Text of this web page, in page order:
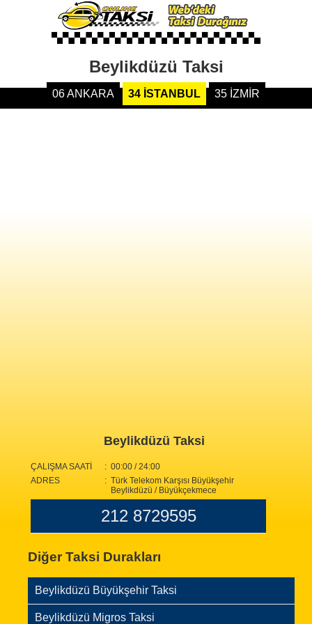
Beylikdüzü Taksi
06 ANKARA 34 İSTANBUL 35 İZMİR
Beylikdüzü Taksi
ÇALIŞMA SAATİ
: 00:00 / 24:00
ADRES
: Türk Telekom Karşısı Büyükşehir
Beylikdüzü / Büyükçekmece
212 8729595
Diğer Taksi Durakları
Beylikdüzü Büyükşehir Taksi
Beylikdüzü Migros Taksi